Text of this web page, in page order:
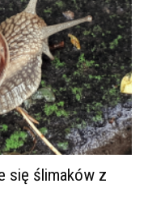
się ślimaków z